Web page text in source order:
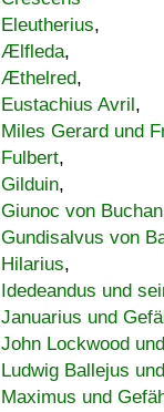
Eleutherius,
Ælfleda,
Æthelred,
Eustachius Avril,
Miles Gerard und
Fulbert,
Gilduin,
Giunoc von Buchan
Gundisalvus von
Hilarius,
Idedeandus und
Januarius und
John Lockwood
Ludwig Ballejus
Maximus und